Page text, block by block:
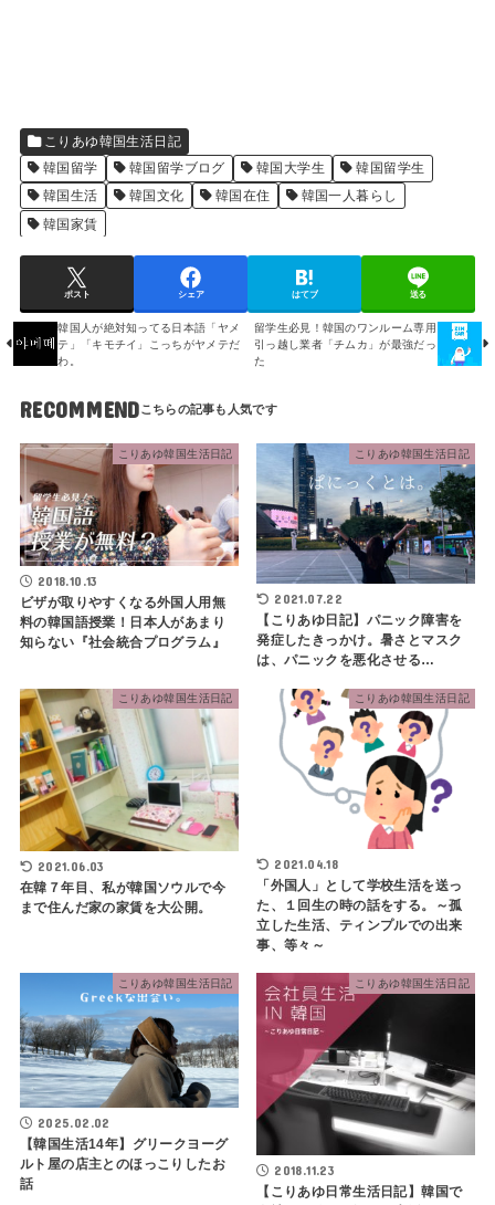
こりあゆ韓国生活日記
韓国留学
韓国留学ブログ 韓国大学生
韓国留学生
韓国生活
韓国文化 韓国在住
韓国一人暮らし
韓国家賃
ポスト シェア はてブ 送る
韓国人が絶対知ってる日本語「ヤメ
テ」「キモチイ」こっちがヤメテだ
わ。
留学生必見！韓国のワンルーム専用
引っ越し業者「チムカ」が最強だっ
た
RECOMMEND
こりあゆ韓国生活日記
2018.10.13
ビザが取りやすくなる外国人用無
料の韓国語授業！日本人があまり
知らない『社会統合プログラム』
こりあゆ韓国生活日記
2021.07.22
【こりあゆ日記】パニック障害を
発症したきっかけ。暑さとマスク
は、パニックを悪化させる…
こりあゆ韓国生活日記
2021.06.03
在韓７年目、私が韓国ソウルで今
まで住んだ家の家賃を大公開。
こりあゆ韓国生活日記
2021.04.18
「外国人」として学校生活を送っ
た、１回生の時の話をする。～孤
立した生活、ティンプルでの出来
事、等々～
こりあゆ韓国生活日記
2025.02.02
【韓国生活14年】グリークヨーグ
ルト屋の店主とのほっこりしたお
話
こりあゆ韓国生活日記
2018.11.23
【こりあゆ日常生活日記】韓国で